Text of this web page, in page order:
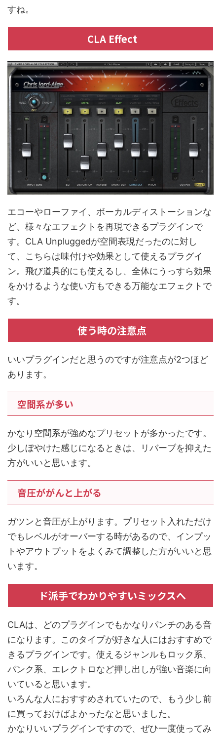
すね。
CLA Effect
エコーやローファイ、ボーカルディストーションな
ど、様々なエフェクトを再現できるプラグインで
す。CLA Unpluggedが空間表現だったのに対し
て、こちらは味付けや効果として使えるプラグイ
ン。飛び道具的にも使えるし、全体にうっすら効果
をかけるような使い方もできる万能なエフェクトで
す。
使う時の注意点
いいプラグインだと思うのですが注意点が2つほど
あります。
空間系が多い
かなり空間系が強めなプリセットが多かったです。
少しぼやけた感じになるときは、リバーブを抑えた
方がいいと思います。
音圧ががんと上がる
ガツンと音圧が上がります。プリセット入れただけ
でもレベルがオーバーする時があるので、インプッ
トやアウトプットをよくみて調整した方がいいと思
います。
ド派手でわかりやすいミックスへ
CLAは、どのプラグインでもかなりパンチのある音
になります。このタイプが好きな人にはおすすめで
きるプラグインです。使えるジャンルもロック系、
パンク系、エレクトロなど押し出しが強い音楽に向
いていると思います。
いろんな人におすすめされていたので、もう少し前
に買っておけばよかったなと思いました。
かなりいいプラグインですので、ぜひ一度使ってみ